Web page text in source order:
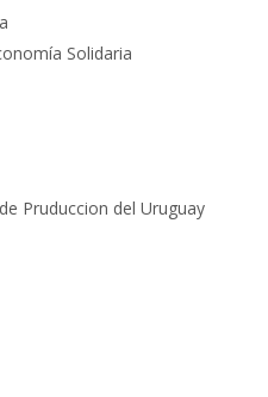
Solidaria
Pruduccion del Uruguay